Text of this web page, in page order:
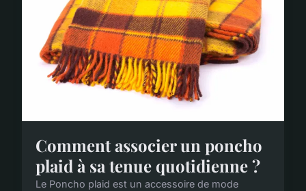
Comment associer un poncho
plaid à sa tenue quotidienne ?
Le Poncho plaid est un accessoire de mode